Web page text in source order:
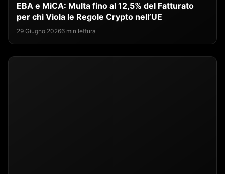
EBA e MiCA: Multa fino al 12,5% del Fatturato
per chi Viola le Regole Crypto nell’UE
29 Giugno 20266 min lettura